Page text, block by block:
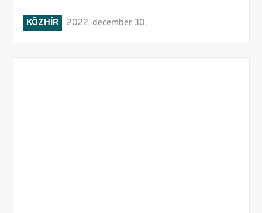
KÖZHÍR 2022. december 30.